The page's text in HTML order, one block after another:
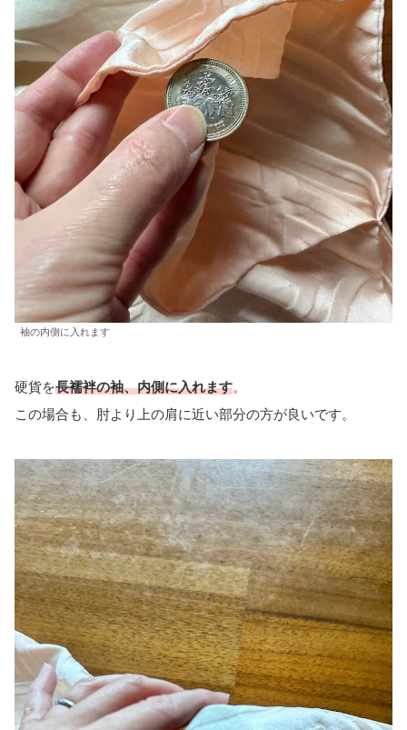
袖の内側に入れます
硬貨を長襦袢の袖、内側に入れます。
この場合も、肘より上の肩に近い部分の方が良いです。